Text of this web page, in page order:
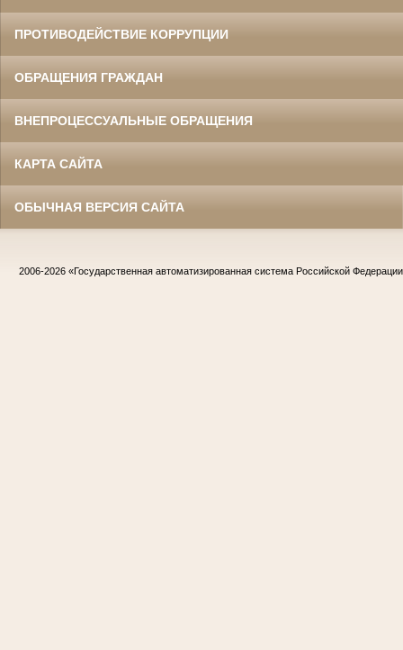
ПРОТИВОДЕЙСТВИЕ КОРРУПЦИИ
ОБРАЩЕНИЯ ГРАЖДАН
ВНЕПРОЦЕССУАЛЬНЫЕ ОБРАЩЕНИЯ
КАРТА САЙТА
ОБЫЧНАЯ ВЕРСИЯ САЙТА
2006-2026 «Государственная автоматизированная система Российской